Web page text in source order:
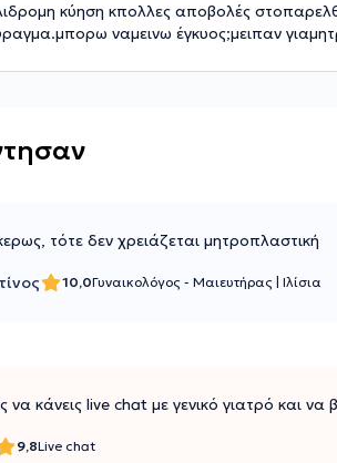
κύηση κπολλες αποβολές
ναμεινω έγκυος;μειπαν
τότε δεν χρειάζεται μητροπλαστική
10,0Γυναικολόγος - Μαιευτήρας Ιλίσια
να κάνεις live chat με γενικό γιατρό και να
9,8Live chat